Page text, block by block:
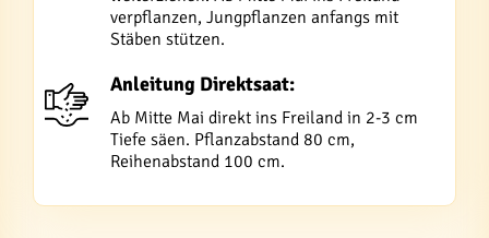
verpflanzen, Jungpflanzen anfangs mit
Stäben stützen.
Anleitung Direktsaat:
Ab Mitte Mai direkt ins Freiland in 2-3 cm
Tiefe säen. Pflanzabstand 80 cm,
Reihenabstand 100 cm.